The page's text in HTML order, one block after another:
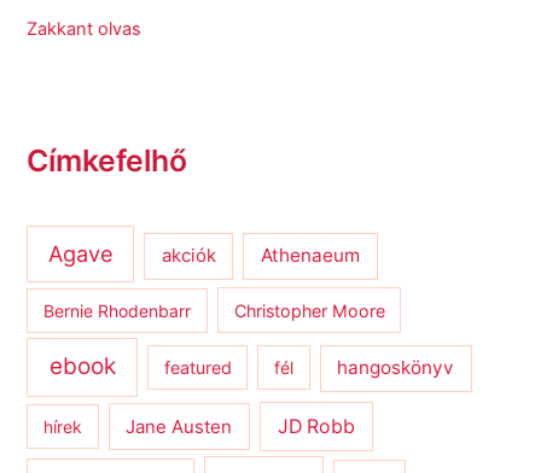
Zakkant olvas
Címkefelhő
Agave akciók Athenaeum
Bernie Rhodenbarr Christopher Moore
ebook featured fél hangoskönyv
hírek Jane Austen JD Robb